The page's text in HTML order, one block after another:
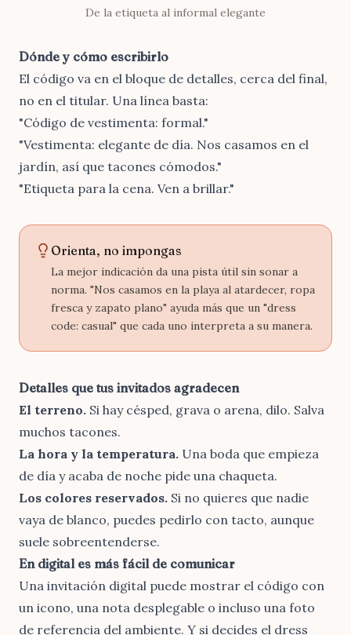
De la etiqueta al informal elegante
Dónde y cómo escribirlo
El código va en el bloque de detalles, cerca del final,
no en el titular. Una línea basta:
"Código de vestimenta: formal."
"Vestimenta: elegante de día. Nos casamos en el
jardín, así que tacones cómodos."
"Etiqueta para la cena. Ven a brillar."
Orienta, no impongas
La mejor indicación da una pista útil sin sonar a
norma. "Nos casamos en la playa al atardecer, ropa
fresca y zapato plano" ayuda más que un "dress
code: casual" que cada uno interpreta a su manera.
Detalles que tus invitados agradecen
El terreno. Si hay césped, grava o arena, dilo. Salva
muchos tacones.
La hora y la temperatura. Una boda que empieza
de día y acaba de noche pide una chaqueta.
Los colores reservados. Si no quieres que nadie
vaya de blanco, puedes pedirlo con tacto, aunque
suele sobreentenderse.
En digital es más fácil de comunicar
Una invitación digital puede mostrar el código con
un icono, una nota desplegable o incluso una foto
de referencia del ambiente. Y si decides el dress